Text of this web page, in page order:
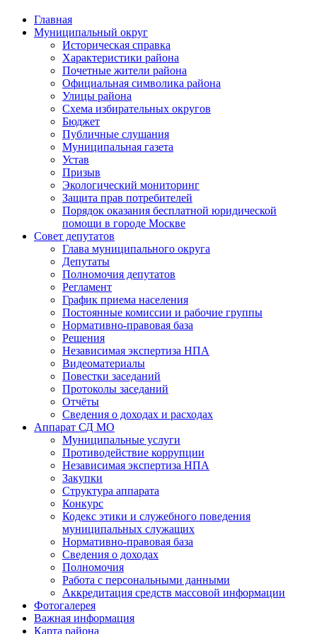
Главная
Муниципальный округ
Историческая справка
Характеристики района
Почетные жители района
Официальная символика района
Улицы района
Схема избирательных округов
Бюджет
Публичные слушания
Муниципальная газета
Устав
Призыв
Экологический мониторинг
Защита прав потребителей
Порядок оказания бесплатной юридической
помощи в городе Москве
Совет депутатов
Глава муниципального округа
Депутаты
Полномочия депутатов
Регламент
График приема населения
Постоянные комиссии и рабочие группы
Нормативно-правовая база
Решения
Независимая экспертиза НПА
Видеоматериалы
Повестки заседаний
Протоколы заседаний
Отчёты
Сведения о доходах и расходах
Аппарат СД МО
Муниципальные услуги
Противодействие коррупции
Независимая экспертиза НПА
Закупки
Структура аппарата
Конкурс
Кодекс этики и служебного поведения
муниципальных служащих
Нормативно-правовая база
Сведения о доходах
Полномочия
Работа с персональными данными
Аккредитация средств массовой информации
Фотогалерея
Важная информация
Карта района